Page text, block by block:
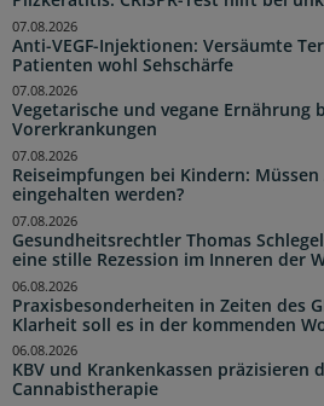
Anti-VEGF-Injektionen: Versäumte
Patienten wohl Sehschärfe
07.08.2026
Vegetarische und vegane Ernährung
Vorerkrankungen
07.08.2026
Reiseimpfungen bei Kindern:
eingehalten werden?
07.08.2026
Gesundheitsrechtler Thomas
eine stille Rezession im Inneren der
07.08.2026
Praxisbesonderheiten in Zeiten des
Klarheit soll es in der kommenden
06.08.2026
KBV und Krankenkassen präzisieren
Cannabistherapie
06.08.2026